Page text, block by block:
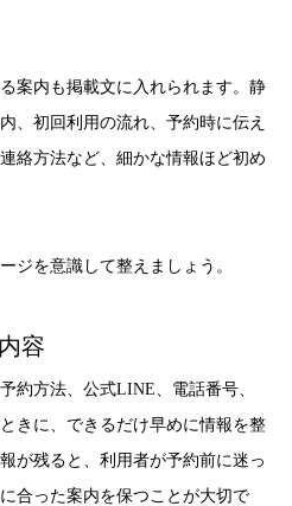
案内も掲載文に入れられます。静
、初回利用の流れ、予約時に伝え
絡方法など、細かな情報ほど初め
ジを意識して整えましょう。
容
約方法、公式LINE、電話番号、
きに、できるだけ早めに情報を整
が残ると、利用者が予約前に迷っ
合った案内を保つことが大切で